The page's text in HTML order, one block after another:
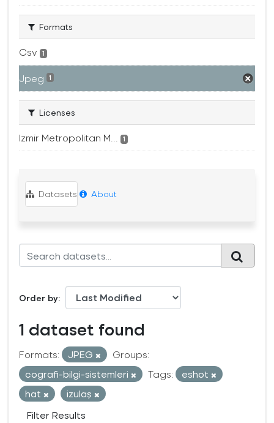
Formats
Csv 1
Jpeg 1
Licenses
Izmir Metropolitan M... 1
Datasets About
Order by
1 dataset found
Formats: JPEG
Groups:
cografi-bilgi-sistemleri
Tags:
eshot
hat
izulaş
Filter Results